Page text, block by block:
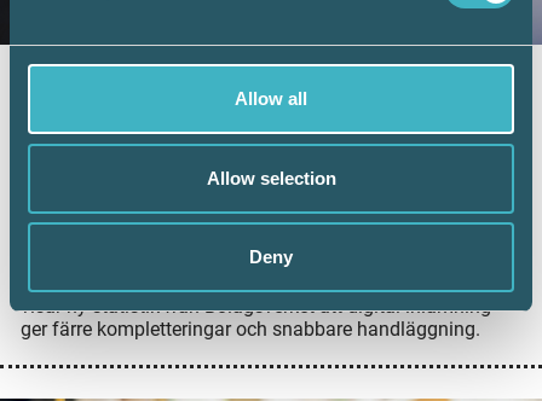
Allow all
Allow selection
Deny
redovisningskonsulterna bidrar till
utvecklingen
Digital inlämning av årsredovisningar fortsätter att öka.
lämnade in sin årsredovisning digitalt – första gången
visar ny statistik från Bolagsverket att digital inlämning
ger färre kompletteringar och snabbare handläggning.